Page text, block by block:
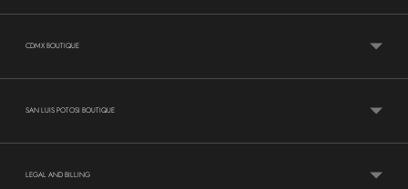
CDMX BOUTIQUE
SAN LUIS POTOSI BOUTIQUE
LEGAL AND BILLING